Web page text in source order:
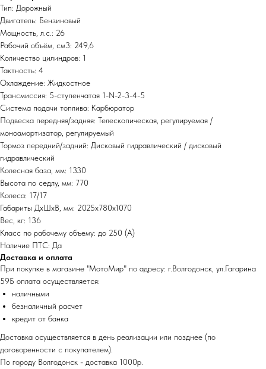
Тип: Дорожный
Двигатель: Бензиновый
Мощность, л.с.: 26
Рабочий объём, см3: 249,6
Количество цилиндров: 1
Тактность: 4
Охлаждение: Жидкостное
Трансмиссия: 5-ступенчатая 1-N-2-3-4-5
Система подачи топлива: Карбюратор
Подвеска передняя/задняя: Телескопическая, регулируемая /
моноамортизатор, регулируемый
Тормоз передний/задний: Дисковый гидравлический / дисковый
гидравлический
Колесная база, мм: 1330
Высота по седлу, мм: 770
Колеса: 17/17
Габариты ДхШхВ, мм: 2025x780х1070
Вес, кг: 136
Класс по рабочему объему: до 250 (А)
Наличие ПТС: Да
Доставка и оплата
При покупке в магазине "МотоМир" по адресу: г.Волгодонск, ул.Гагарина
59Б оплата осуществляется:
наличными
безналичный расчет
кредит от банка
Доставка осуществляется в день реализации или позднее (по
договоренности с покупателем).
По городу Волгодонск - доставка 1000р.